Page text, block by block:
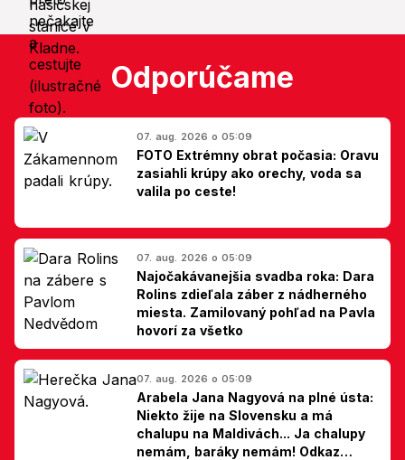
Odporúčame
07. aug. 2026 o 05:09
FOTO Extrémny obrat počasia: Oravu
zasiahli krúpy ako orechy, voda sa
valila po ceste!
07. aug. 2026 o 05:09
Najočakávanejšia svadba roka: Dara
Rolins zdieľala záber z nádherného
miesta. Zamilovaný pohľad na Pavla
hovorí za všetko
07. aug. 2026 o 05:09
Arabela Jana Nagyová na plné ústa:
Niekto žije na Slovensku a má
chalupu na Maldivách... Ja chalupy
nemám, baráky nemám! Odkaz